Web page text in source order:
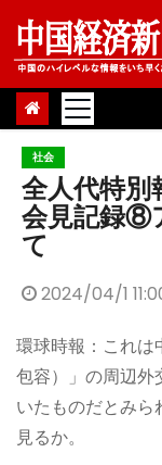
Skip
content
社会
全人代特別
会見記録⑧
て
2024/04/1
環球時報：これは
包容）」の周辺外
いたものだとみ
見るか。